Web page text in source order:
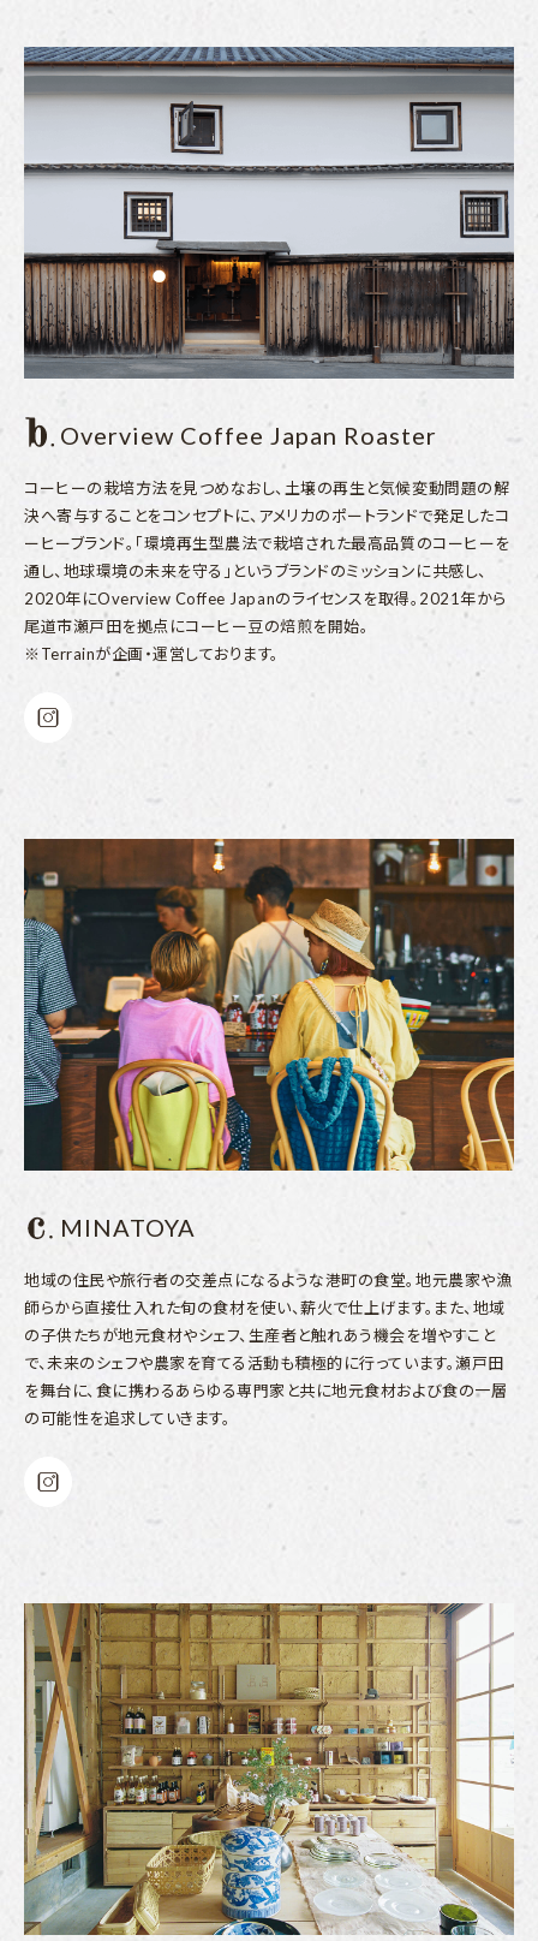
Overview Coffee Japan Roaster
コーヒーの栽培方法を見つめなおし、土壌の再生と気候変動問題の解
決へ寄与することをコンセプトに、アメリカのポートランドで発足したコ
ーヒーブランド。「環境再生型農法で栽培された最高品質のコーヒーを
通し、地球環境の未来を守る」というブランドのミッションに共感し、
2020年にOverview Coffee Japanのライセンスを取得。2021年から
尾道市瀬戸田を拠点にコーヒー豆の焙煎を開始。
※Terrainが企画・運営しております。
MINATOYA
地域の住民や旅行者の交差点になるような港町の食堂。地元農家や漁
師らから直接仕入れた旬の食材を使い、薪火で仕上げます。また、地域
の子供たちが地元食材やシェフ、生産者と触れあう機会を増やすこと
で、未来のシェフや農家を育てる活動も積極的に行っています。瀬戸田
を舞台に、食に携わるあらゆる専門家と共に地元食材および食の一層
の可能性を追求していきます。